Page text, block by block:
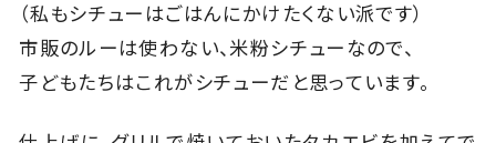
（私もシチューはごはんにかけたくない派です）
市販のルーは使わない、米粉シチューなので、
子どもたちはこれがシチューだと思っています。